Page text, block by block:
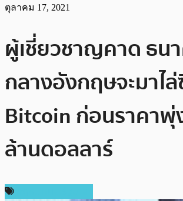
ตุลาคม 17, 2021
ผู้เชี่ยวชาญคาด ธน
กลางอังกฤษจะมาไ
Bitcoin ก่อนราคาพุ่
ล้านดอลลาร์